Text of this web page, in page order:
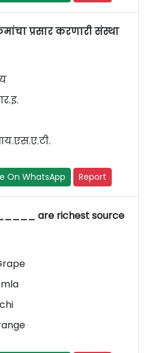
प्रसार करणारी संस्था
On WhatsApp Report
are richest source